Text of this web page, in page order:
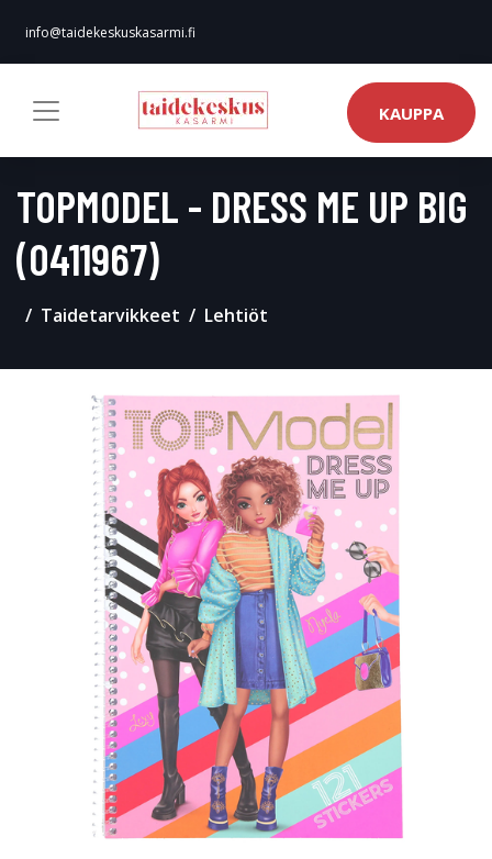
info@taidekeskuskasarmi.fi
KAUPPA
TOPMODEL - DRESS ME UP BIG
(0411967)
Taidetarvikkeet Lehtiöt